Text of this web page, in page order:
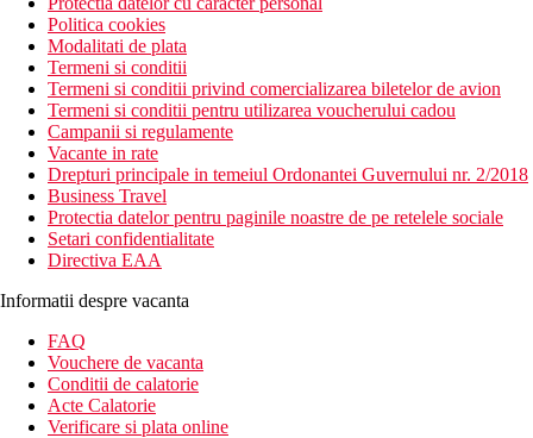
Politica cookies
Modalitati de plata
Termeni si conditii
Termeni si conditii privind comercializarea biletelor de avion
Termeni si conditii pentru utilizarea voucherului cadou
Campanii si regulamente
Vacante in rate
Drepturi principale in temeiul Ordonantei Guvernului nr. 2/2018
Business Travel
Protectia datelor pentru paginile noastre de pe retelele sociale
Setari confidentialitate
Directiva EAA
Informatii despre vacanta
FAQ
Vouchere de vacanta
Conditii de calatorie
Acte Calatorie
Verificare si plata online